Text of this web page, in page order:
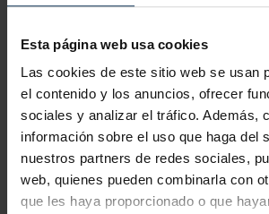
Esta página web usa cookies
Las cookies de este sitio web se usan
el contenido y los anuncios, ofrecer
sociales y analizar el tráfico. Además,
información sobre el uso que haga del
nuestros partners de redes sociales,
web, quienes pueden combinarla con
que les haya proporcionado o que
CURSO TRABAJOS EN ALTURAS
Certificación:Telco, Reciclaje Telco
Horas:6 horas, 4 horas
Precio:desde 180 €